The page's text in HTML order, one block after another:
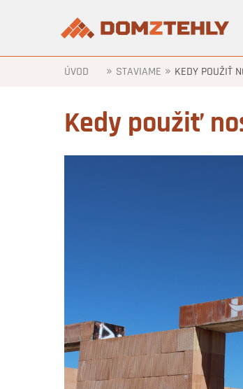
ÚVOD » STAVIAME » KEDY POUŽIŤ
Kedy použiť